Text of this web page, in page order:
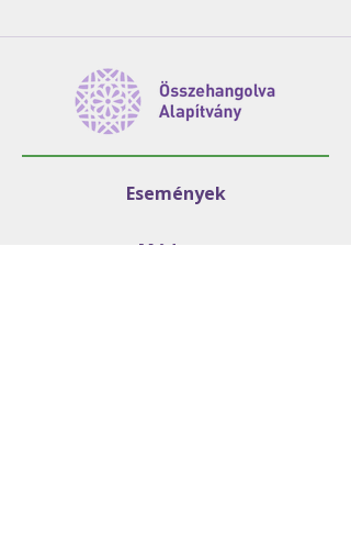
Események
Módszer